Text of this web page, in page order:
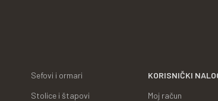
Sefovi i ormari
Stolice i štapovi
KORISNIČKI
Moj račun